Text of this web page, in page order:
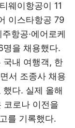
웨이항공이 11
이스타항공 79
항공·에어로케
을 채용했다.
국내 여행객, 한
서 조종사 채용
했다. 실제 올해
코로나 이전을
를 기록했다.